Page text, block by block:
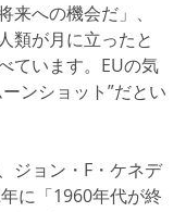
来への機会だ」、
類が月に立ったと
ています。EUの気
ンショット”だとい
ジョン・F・ケネデ
に「1960年代が終